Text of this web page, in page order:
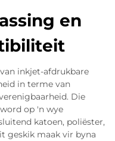
en
inkjet-afdrukbare
in terme van
Die
op 'n wye
katoen, poliëster,
geskik maak vir byna